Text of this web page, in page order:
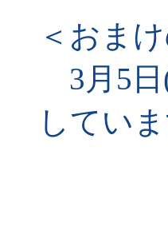
＜おま
3月5日
していま